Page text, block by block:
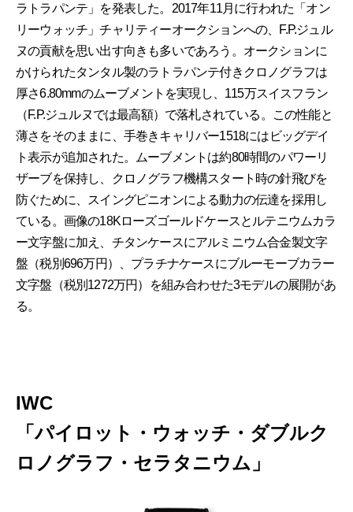
ラトラパンテ」を発表した。2017年11月に行われた「オン
リーウォッチ」チャリティーオークションへの、F.P.ジュル
ヌの貢献を思い出す向きも多いであろう。オークションに
かけられたタンタル製のラトラパンテ付きクロノグラフは
厚さ6.80mmのムーブメントを実現し、115万スイスフラン
（F.P.ジュルヌでは最高額）で落札されている。この性能と
薄さをそのままに、手巻きキャリバー1518にはビッグデイ
ト表示が追加された。ムーブメントは約80時間のパワーリ
ザーブを保持し、クロノグラフ機構スタート時の針飛びを
防ぐために、スイングピニオンによる動力の伝達を採用し
ている。画像の18Kローズゴールドケースとルテニウムカラ
ー文字盤に加え、チタンケースにアルミニウム合金製文字
盤（税別696万円）、プラチナケースにブルーモーブカラー
文字盤（税別1272万円）を組み合わせた3モデルの展開があ
る。
IWC
「パイロット・ウォッチ・ダブルク
ロノグラフ・セラタニウム」